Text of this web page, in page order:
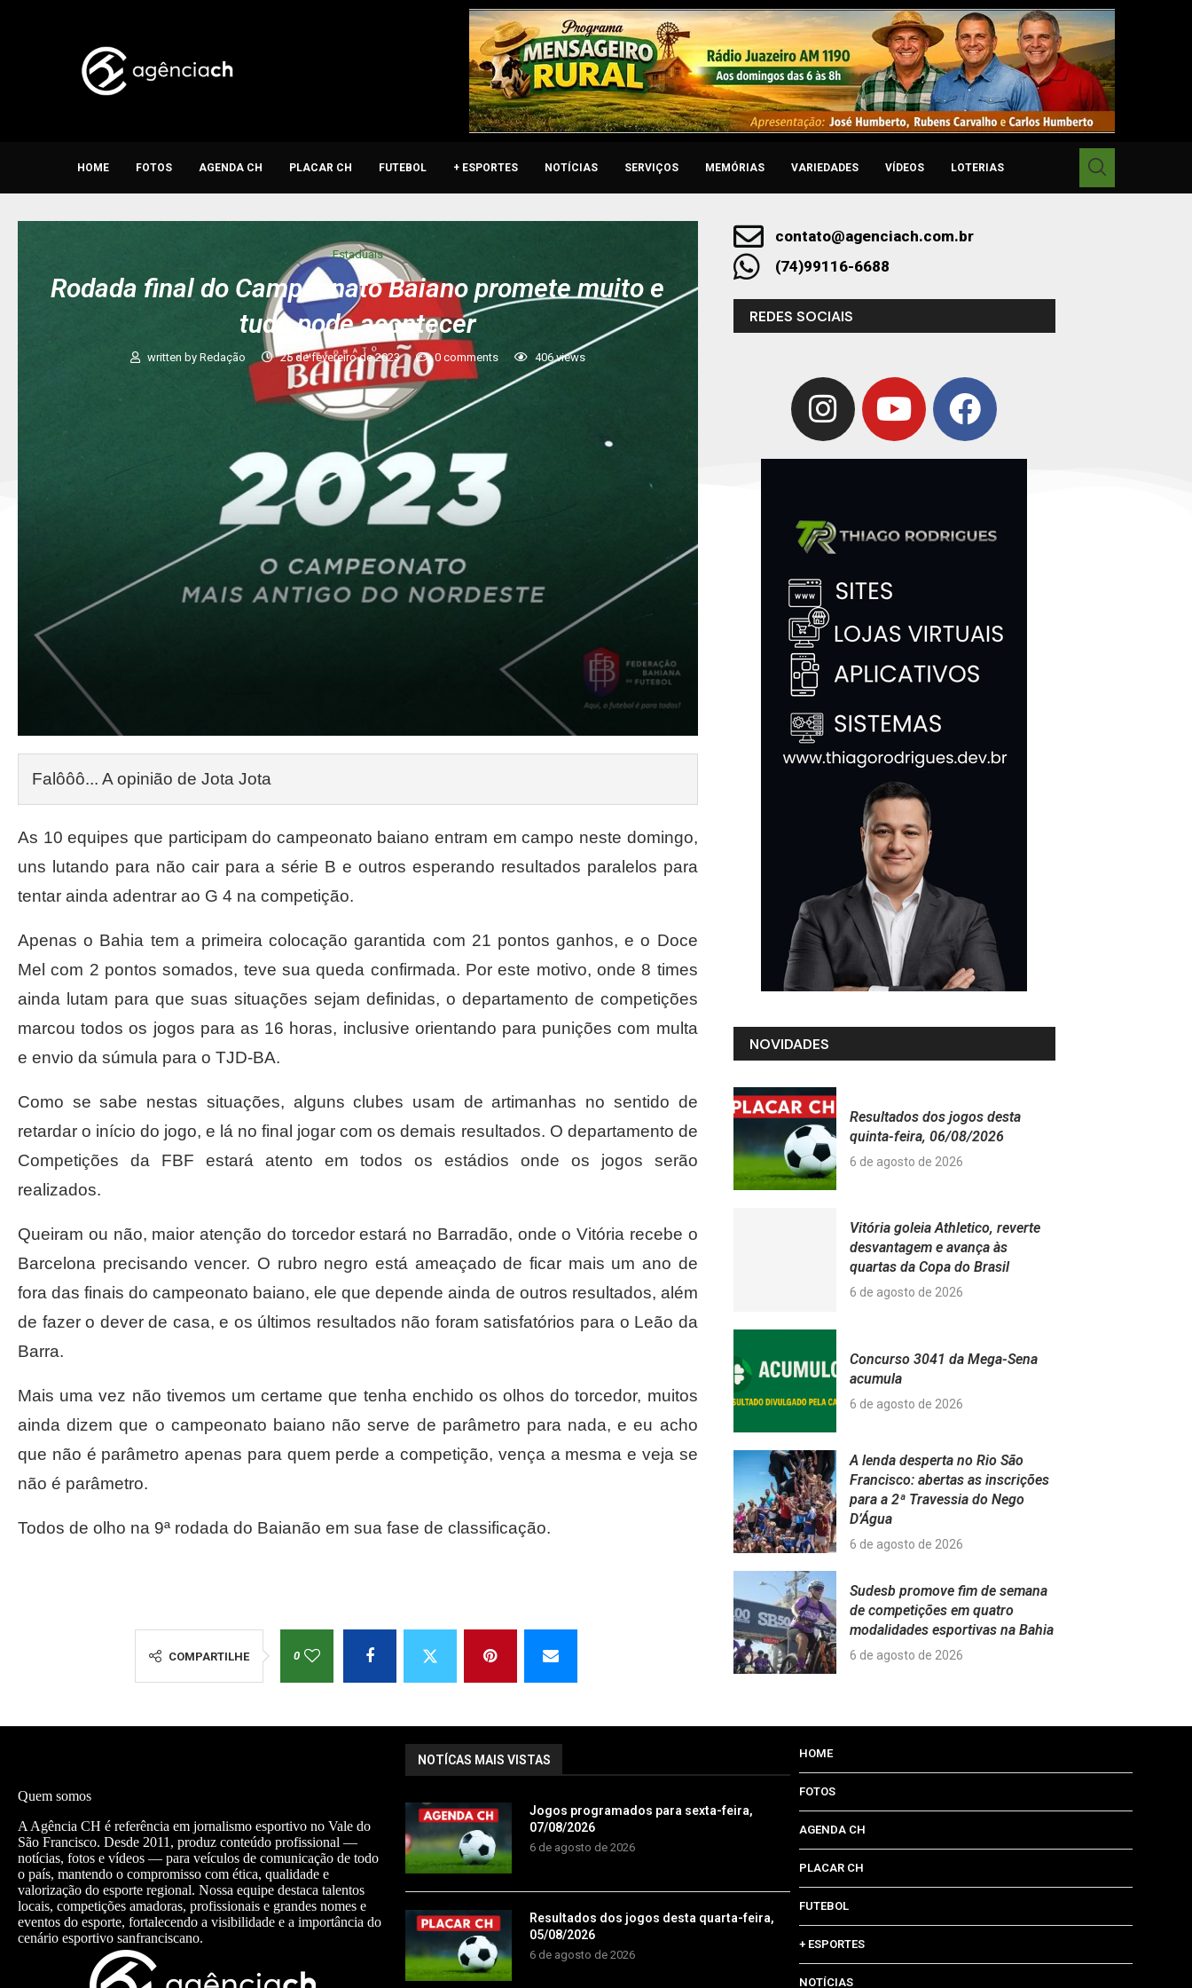
HOME FOTOS AGENDA CH PLACAR CH FUTEBOL + ESPORTES NOTÍCIAS SERVIÇOS MEMÓRIAS VARIEDADES VÍDEOS LOTERIAS
Estaduais
Rodada final do Campeonato Baiano promete muito e
tudo pode acontecer
written by Redação 25 de fevereiro de 2023 0 comments 406views
Falôôô... A opinião de Jota Jota
As 10 equipes que participam do campeonato baiano entram em campo neste domingo,
uns lutando para não cair para a série B e outros esperando resultados paralelos para
tentar ainda adentrar ao G 4 na competição.
Apenas o Bahia tem a primeira colocação garantida com 21 pontos ganhos, e o Doce
Mel com 2 pontos somados, teve sua queda confirmada. Por este motivo, onde 8 times
ainda lutam para que suas situações sejam definidas, o departamento de competições
marcou todos os jogos para as 16 horas, inclusive orientando para punições com multa
e envio da súmula para o TJD-BA.
Como se sabe nestas situações, alguns clubes usam de artimanhas no sentido de
retardar o início do jogo, e lá no final jogar com os demais resultados. O departamento de
Competições da FBF estará atento em todos os estádios onde os jogos serão
realizados.
Queiram ou não, maior atenção do torcedor estará no Barradão, onde o Vitória recebe o
Barcelona precisando vencer. O rubro negro está ameaçado de ficar mais um ano de
fora das finais do campeonato baiano, ele que depende ainda de outros resultados, além
de fazer o dever de casa, e os últimos resultados não foram satisfatórios para o Leão da
Barra.
Mais uma vez não tivemos um certame que tenha enchido os olhos do torcedor, muitos
ainda dizem que o campeonato baiano não serve de parâmetro para nada, e eu acho
que não é parâmetro apenas para quem perde a competição, vença a mesma e veja se
não é parâmetro.
Todos de olho na 9ª rodada do Baianão em sua fase de classificação.
COMPARTILHE 0
contato@agenciach.com.br
(74)99116-6688
REDES SOCIAIS
NOVIDADES
Resultados dos jogos desta
quinta-feira, 06/08/2026
6 de agosto de 2026
Vitória goleia Athletico, reverte
desvantagem e avança às
quartas da Copa do Brasil
6 de agosto de 2026
Concurso 3041 da Mega-Sena
acumula
6 de agosto de 2026
A lenda desperta no Rio São
Francisco: abertas as inscrições
para a 2ª Travessia do Nego
D’Água
6 de agosto de 2026
Sudesb promove fim de semana
de competições em quatro
modalidades esportivas na Bahia
6 de agosto de 2026
Quem somos
A Agência CH é referência em jornalismo esportivo no Vale do
São Francisco. Desde 2011, produz conteúdo profissional —
notícias, fotos e vídeos — para veículos de comunicação de todo
o país, mantendo o compromisso com ética, qualidade e
valorização do esporte regional. Nossa equipe destaca talentos
locais, competições amadoras, profissionais e grandes nomes e
eventos do esporte, fortalecendo a visibilidade e a importância do
cenário esportivo sanfranciscano.
NOTÍCAS MAIS VISTAS
Jogos programados para sexta-feira,
07/08/2026
6 de agosto de 2026
Resultados dos jogos desta quarta-feira,
05/08/2026
6 de agosto de 2026
HOME
FOTOS
AGENDA CH
PLACAR CH
FUTEBOL
+ ESPORTES
NOTÍCIAS